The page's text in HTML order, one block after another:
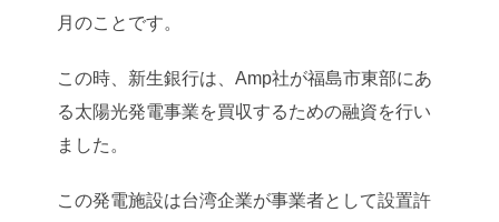
月のことです。
この時、新生銀行は、Amp社が福島市東部にあ
る太陽光発電事業を買収するための融資を行い
ました。
この発電施設は台湾企業が事業者として設置許